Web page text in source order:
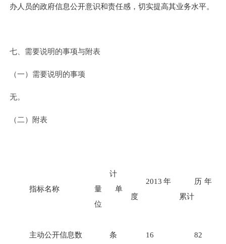
办人员的政府信息公开意识和责任感，切实提高其业务水平。
七、需要说明的事项与附表
（一）需要说明的事项
无。
（二）附表
指标名称
计
量 单
位
2013年
度
历年
累计
主动公开信息数 条 16 82